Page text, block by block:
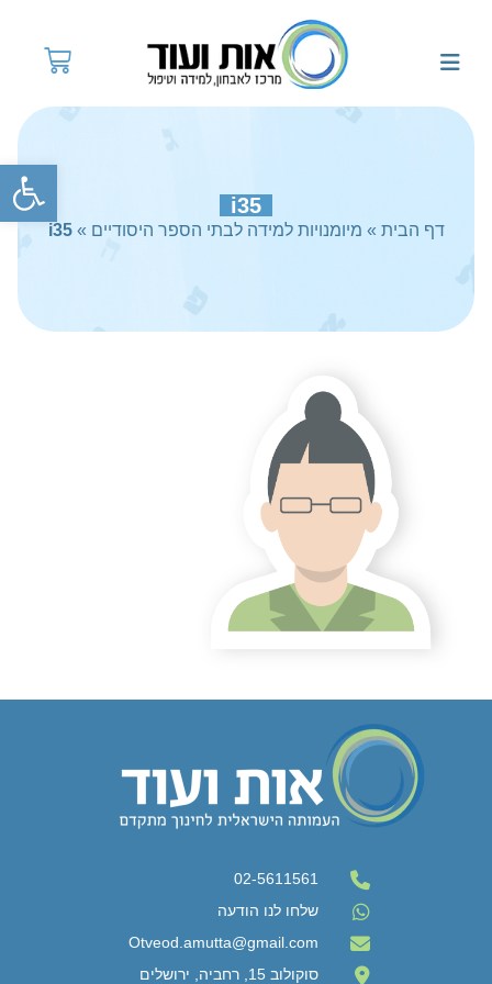
i35
דף הבית » מיומנויות למידה לבתי הספר היסודיים »
i35
02-5611561
שלחו לנו הודעה
Otveod.amutta@gmail.com
סוקולוב 15, רחביה, ירושלים